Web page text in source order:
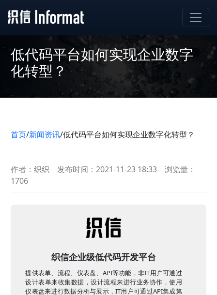
低代码平台如何实现企业数字
化转型？
首页/新闻资讯/低代码平台如何实现企业数字化转型？
作者：织织 发布时间：2021-11-23 18:33
浏览量：
1706
织信企业级低代码开发平台
提供表单、流程、仪表盘、API等功能，非IT用户可通过
设计表单来收集数据，设计流程来进行业务协作，使用
仪表盘来进行数据分析与展示，IT用户可通过API集成第